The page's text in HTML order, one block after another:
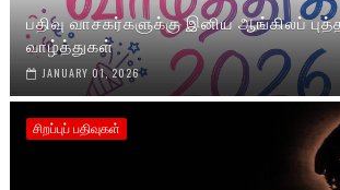
பதிவு வாசகர்களுக்கு இனிய ஆங்கிலப்
வாழ்த்துகள்
JANUARY 01, 2026
சிறப்புப் பதிவுகள்